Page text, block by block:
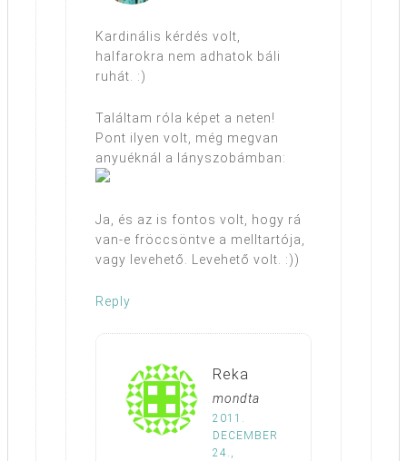
Kardinális kérdés volt,
halfarokra nem adhatok báli
ruhát. :)
Találtam róla képet a neten!
Pont ilyen volt, még megvan
anyuéknál a lányszobámban:
Ja, és az is fontos volt, hogy rá
van-e fröccsöntve a melltartója,
vagy levehető. Levehető volt. :))
Reply
Reka
mondta
2011.
DECEMBER
24.,